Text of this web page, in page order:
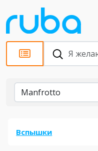
Бренды
Вспышки